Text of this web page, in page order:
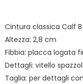
Cintura classica Calf
Altezza: 2,8 cm
Fibbia: placca logata
Dettagli: vitello
Taglia: per dettagli